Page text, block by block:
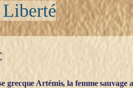
Liberté
grecque Artémis, la femme sauvage